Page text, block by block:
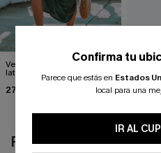
Vestido largo con abertura
lateral verde bosque
27,00 €
solo
REVISAR
Confirma tu
Parece que estás en Estados
local para una
IR AL